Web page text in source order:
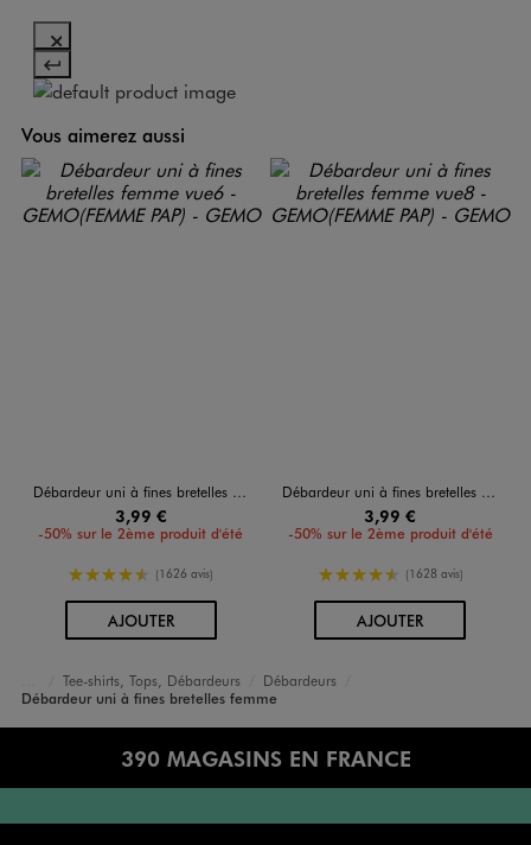
Vous aimerez aussi
Débardeur uni à fines bretelles femme
3,99 €
-50% sur le 2ème produit d'été
4.5/5 de moyenne
(1626 avis)
AJOUTERAU PANIER
Débardeur uni à fines bretelles femme
3,99 €
-50% sur le 2ème produit d'été
4.5/5 de moyenne
(1628 avis)
AJOUTERAU PANIER
Accueil
Femme
Vêtements
Tee-shirts, Tops, Débardeurs
Débardeurs
Débardeur uni à fines bretelles femme
390 MAGASINS EN FRANCE